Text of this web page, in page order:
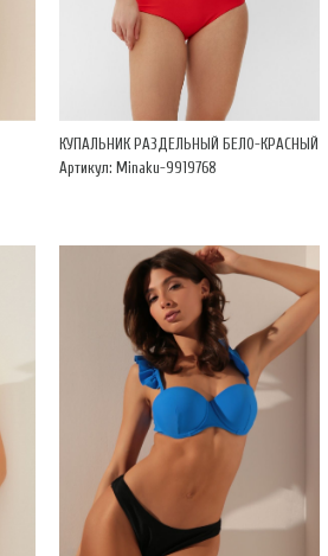
КУПАЛЬНИК РАЗДЕЛЬНЫЙ БЕЛО-КРАСНЫЙ
Артикул: Minaku-9919768